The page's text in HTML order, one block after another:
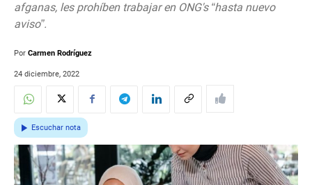
afganas, les prohíben trabajar en ONG's “hasta nuevo
aviso”.
Por Carmen Rodríguez
24 diciembre, 2022
Escuchar nota